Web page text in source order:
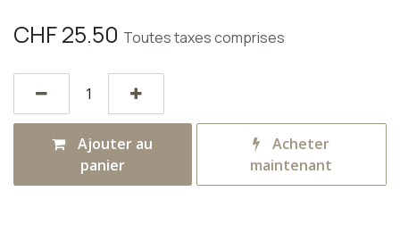
CHF25.50 Toutes taxes comprises
Ajouter au
panier
Acheter
maintenant